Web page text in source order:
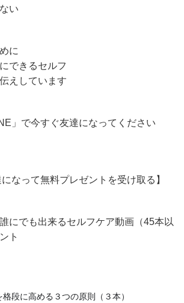
い
に
できるセルフ
えしています
」で今すぐ友達になってください
になって無料プレゼントを受け取る】
にでも出来るセルフケア動画（45本以
ト
段に高める３つの原則（３本）